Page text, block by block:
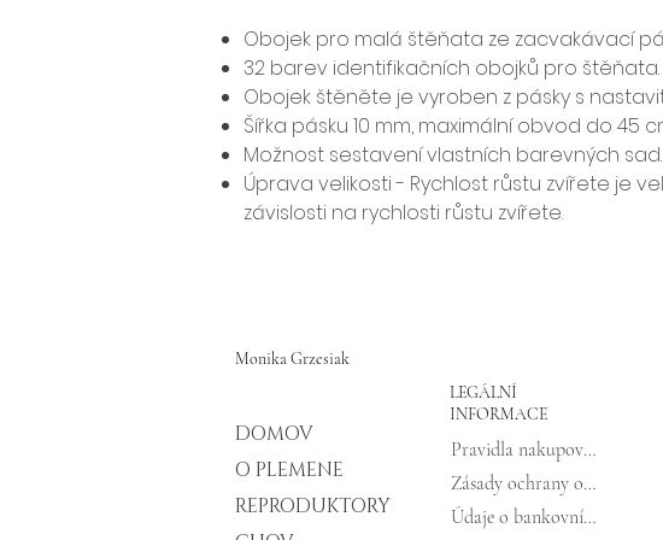
Obojek pro malá štěňata ze zacvakávací
32 barev identifikačních obojků pro štěňata.
Obojek štěněte je vyroben z pásky s
Šířka pásku 10 mm, maximální obvod do 45
Možnost sestavení vlastních barevných sad.
Úprava velikosti - Rychlost růstu zvířete je
závislosti na rychlosti růstu zvířete.
Monika Grzesiak
DOMOV
O PLEMENE
REPRODUKTORY
LEGÁLNÍ
INFORMACE
Pravidla nakupování
Zásady ochrany osobních údajů
Údaje o bankovním převodu